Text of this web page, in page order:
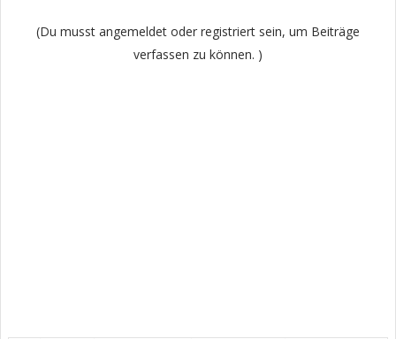
(Du musst angemeldet oder registriert sein, um Beiträge
verfassen zu können. )